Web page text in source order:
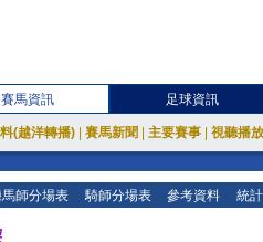
賽馬資訊 足球資訊
(越洋轉播) 賽馬新聞 主要賽事 視聽播
師分場表 騎師分場表 參考資料 統